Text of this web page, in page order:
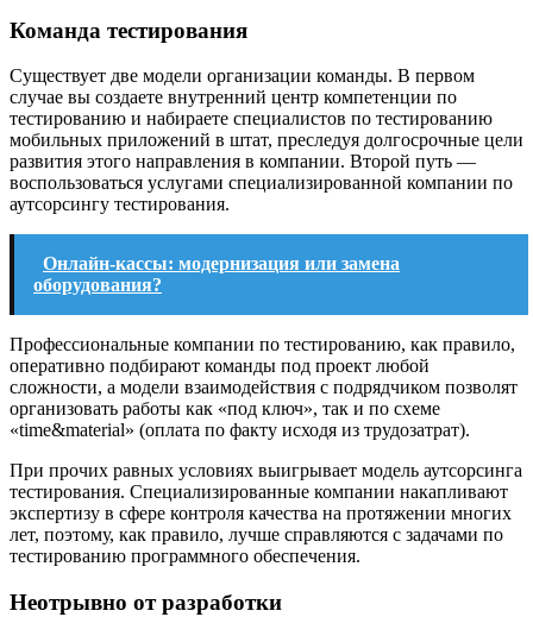
Команда тестирования
Существует две модели организации команды. В первом
случае вы создаете внутренний центр компетенции по
тестированию и набираете специалистов по тестированию
мобильных приложений в штат, преследуя долгосрочные цели
развития этого направления в компании. Второй путь —
воспользоваться услугами специализированной компании по
аутсорсингу тестирования.
Онлайн-кассы: модернизация или замена
оборудования?
Профессиональные компании по тестированию, как правило,
оперативно подбирают команды под проект любой
сложности, а модели взаимодействия с подрядчиком позволят
организовать работы как «под ключ», так и по схеме
«time&material» (оплата по факту исходя из трудозатрат).
При прочих равных условиях выигрывает модель аутсорсинга
тестирования. Специализированные компании накапливают
экспертизу в сфере контроля качества на протяжении многих
лет, поэтому, как правило, лучше справляются с задачами по
тестированию программного обеспечения.
Неотрывно от разработки